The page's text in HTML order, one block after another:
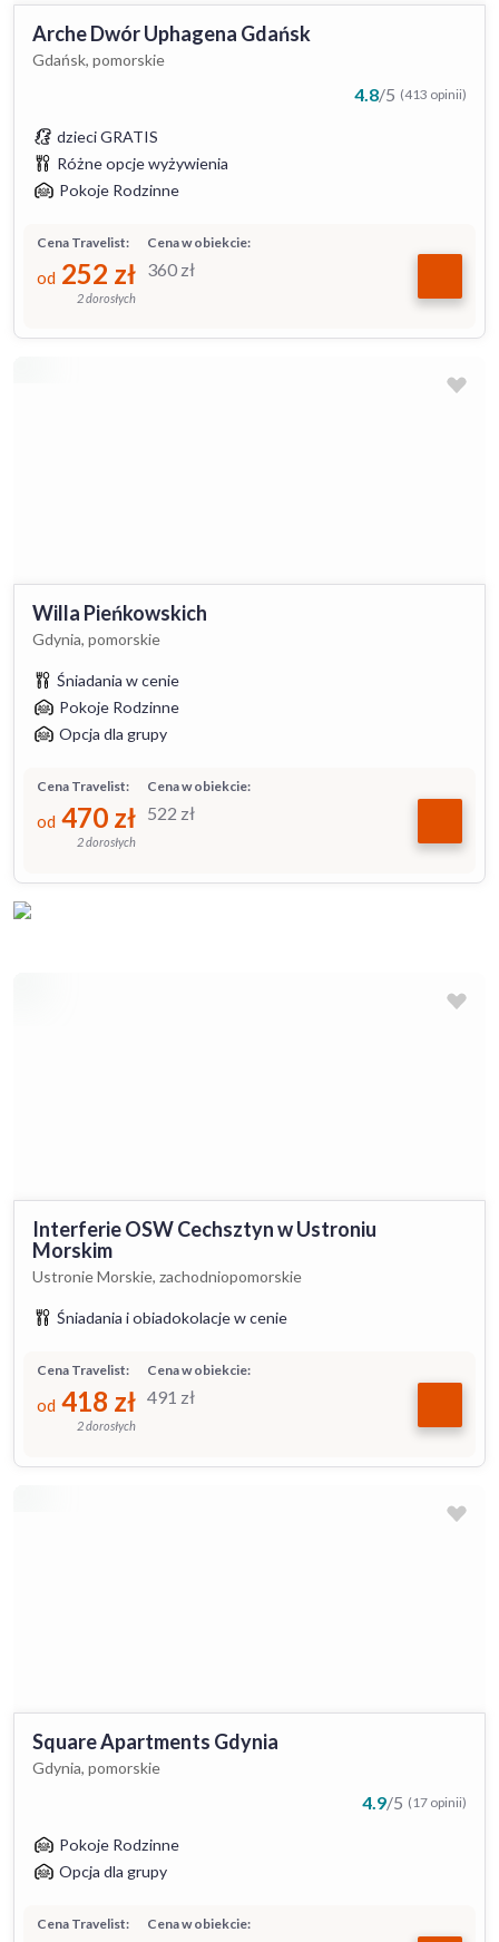
Arche Dwór Uphagena Gdańsk
Gdańsk, pomorskie
4.8/5 (413 opinii)
dzieci GRATIS
Różne opcje wyżywienia
Pokoje Rodzinne
Cena w obiekcie:
360 zł
Cena Travelist:
od 252 zł
2 dorosłych
Willa Pieńkowskich
Gdynia, pomorskie
Śniadania w cenie
Pokoje Rodzinne
Opcja dla grupy
Cena w obiekcie:
522 zł
Cena Travelist:
od 470 zł
2 dorosłych
Interferie OSW Cechsztyn w Ustroniu
Morskim
Ustronie Morskie, zachodniopomorskie
Śniadania i obiadokolacje w cenie
Cena w obiekcie:
491 zł
Cena Travelist:
od 418 zł
2 dorosłych
Square Apartments Gdynia
Gdynia, pomorskie
4.9/5 (17 opinii)
Pokoje Rodzinne
Opcja dla grupy
Cena w obiekcie:
Cena Travelist: